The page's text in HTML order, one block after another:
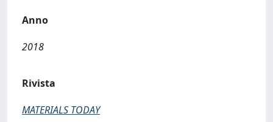
Anno
2018
Rivista
MATERIALS TODAY